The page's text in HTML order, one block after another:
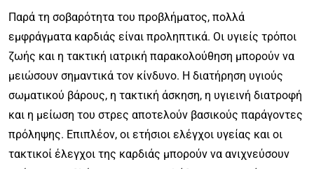
Παρά τη σοβαρότητα του προβλήματος, πολλά
εμφράγματα καρδιάς είναι προληπτικά. Οι υγιείς τρόποι
ζωής και η τακτική ιατρική παρακολούθηση μπορούν να
μειώσουν σημαντικά τον κίνδυνο. Η διατήρηση υγιούς
σωματικού βάρους, η τακτική άσκηση, η υγιεινή διατροφή
και η μείωση του στρες αποτελούν βασικούς παράγοντες
πρόληψης. Επιπλέον, οι ετήσιοι ελέγχοι υγείας και οι
τακτικοί έλεγχοι της καρδιάς μπορούν να ανιχνεύσουν